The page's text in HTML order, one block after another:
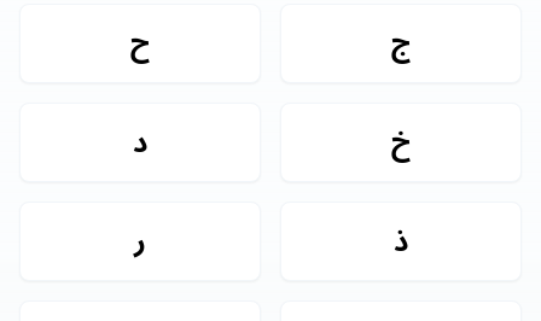
ج ح
خ د
ذ ر